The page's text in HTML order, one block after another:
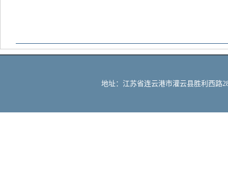
地址：江苏省连云港市灌云县胜利西